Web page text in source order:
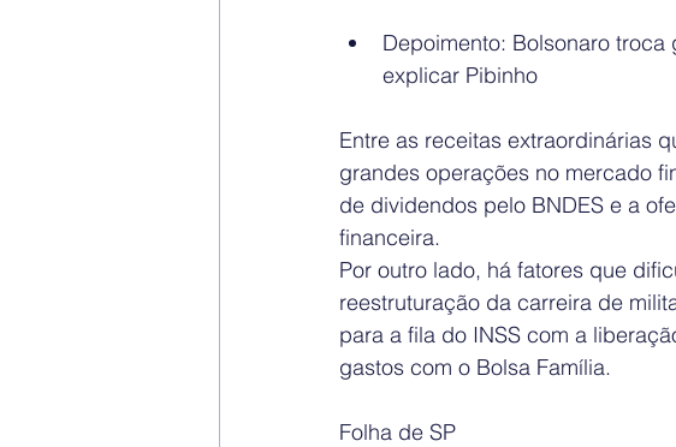
Depoimento: Bolsonaro
explicar Pibinho
Entre as receitas extraordinárias
grandes operações no mercado
de dividendos pelo BNDES e a
financeira.
Por outro lado, há fatores que
reestruturação da carreira de
para a fila do INSS com a
gastos com o Bolsa Família.
Folha de SP